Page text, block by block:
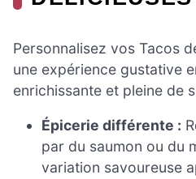
Personnalisez vos Tacos
une expérience gustative
enrichissante et pleine de
Épicerie différente :
par du saumon ou du
variation savoureuse